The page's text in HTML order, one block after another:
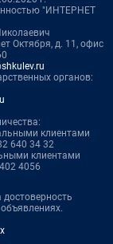
"ИНТЕРНЕТ
Октября, д. 11, офис
органов:
клиентами
640 34 32
клиентами
4056
достоверность